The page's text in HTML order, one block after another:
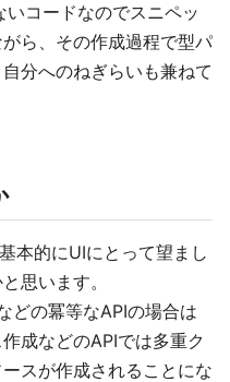
いコードなのでスニペッ
ら、その作成過程で型パ
分へのねぎらいも兼ねて
本的にUIにとって望まし
思います。
どの冪等なAPIの場合は
成などのAPIでは多重ク
スが作成されることにな